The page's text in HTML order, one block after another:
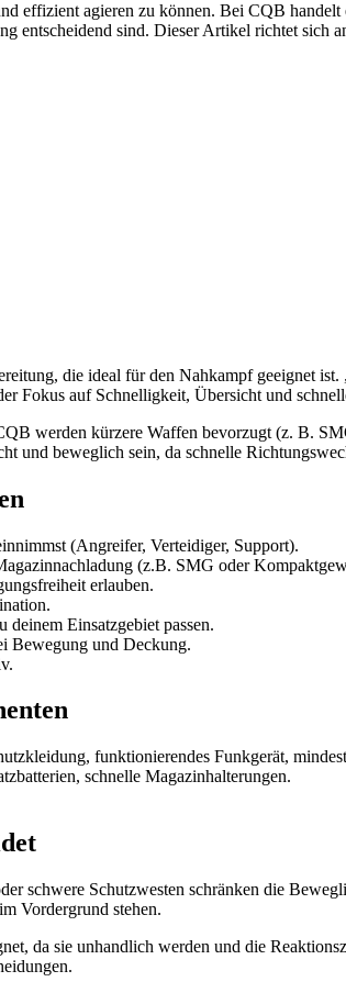
effizient agieren zu können. Bei CQB
entscheidend sind. Dieser Artikel richtet sich
die ideal für den Nahkampf geeignet ist.
Fokus auf Schnelligkeit, Übersicht und
werden kürzere Waffen bevorzugt (z. B.
und beweglich sein, da schnelle
(Angreifer, Verteidiger, Support).
(z.B. SMG oder
erlauben.
Einsatzgebiet passen.
Bewegung und Deckung.
funktionierendes Funkgerät,
schnelle Magazinhalterungen.
schwere Schutzwesten schränken die
Vordergrund stehen.
da sie unhandlich werden und die